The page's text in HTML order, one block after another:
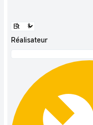
Réalisateur